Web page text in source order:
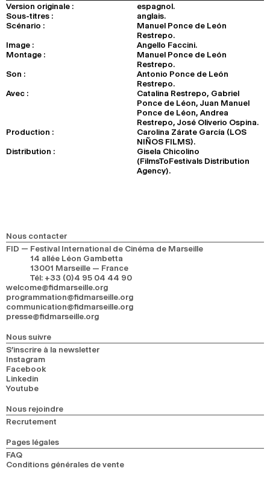
Version originale :
espagnol.
Sous-titres :
anglais.
Scénario :
Manuel Ponce de León
Restrepo.
Image :
Angello Faccini.
Montage :
Manuel Ponce de León
Restrepo.
Son :
Antonio Ponce de León
Restrepo.
Avec :
Catalina Restrepo, Gabriel
Ponce de Léon, Juan Manuel
Ponce de Léon, Andrea
Restrepo, José Oliverio Ospina.
Production :
Carolina Zárate García (LOS
NIÑOS FILMS).
Distribution :
Gisela Chicolino
(FilmsToFestivals Distribution
Agency).
Nous contacter
FID — Festival International de Cinéma de Marseille
14 allée Léon Gambetta
13001 Marseille — France
Tél: +33 (0)4 95 04 44 90
welcome@fidmarseille.org
programmation@fidmarseille.org
communication@fidmarseille.org
presse@fidmarseille.org
Nous suivre
S’inscrire à la newsletter
Instagram
Facebook
Linkedin
Youtube
Nous rejoindre
Recrutement
Pages légales
FAQ
Conditions générales de vente